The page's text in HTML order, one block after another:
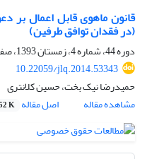
قانون ماهوی قابل ‌اعمال بر
(در فقدان توافق طرفین)
دوره 44، شماره 4، زمستان 1393، صفحه
10.22059/jlq.2014.53343
حمیدرضا نیک بخت، حسین کلانتری
مشاهده مقاله
اصل مقاله K